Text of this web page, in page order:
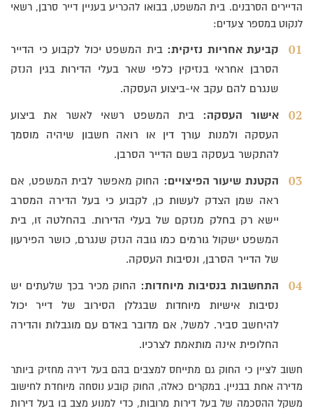
הדיירים הסרבנים. בית המשפט, בבואו להכריע בעניין דייר סרבן, רשאי
לנקוט במספר צעדים:
קביעת אחריות נזיקית: בית המשפט יכול לקבוע כי הדייר
הסרבן אחראי בנזיקין כלפי שאר בעלי הדירות בגין הנזק
שנגרם להם עקב אי-ביצוע העסקה.
אישור העסקה: בית המשפט רשאי לאשר את ביצוע
העסקה ולמנות עורך דין או רואה חשבון שיהיה מוסמך
להתקשר בעסקה בשם הדייר הסרבן.
הקטנת שיעור הפיצויים: החוק מאפשר לבית המשפט, אם
ראה שמן הצדק לעשות כן, לקבוע כי בעל הדירה המסרב
יישא רק בחלק מנזקם של בעלי הדירות. בהחלטה זו, בית
המשפט ישקול גורמים כמו גובה הנזק שנגרם, כושר הפירעון
של הדייר הסרבן, ונסיבות העסקה.
התחשבות בנסיבות מיוחדות: החוק מכיר בכך שלעתים יש
נסיבות אישיות מיוחדות שבגללן הסירוב של דייר יכול
להיחשב סביר. למשל, אם מדובר באדם עם מוגבלות והדירה
החלופית אינה מותאמת לצרכיו.
חשוב לציין כי החוק גם מתייחס למצבים בהם בעל דירה מחזיק ביותר
מדירה אחת בבניין. במקרים כאלה, החוק קובע נוסחה מיוחדת לחישוב
משקל ההסכמה של בעל דירות מרובות, כדי למנוע מצב בו בעל דירות